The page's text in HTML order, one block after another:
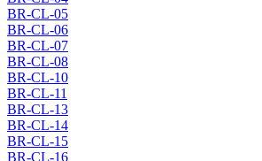
BR-CL-05
BR-CL-06
BR-CL-07
BR-CL-08
BR-CL-10
BR-CL-11
BR-CL-13
BR-CL-14
BR-CL-15
BR-CL-16